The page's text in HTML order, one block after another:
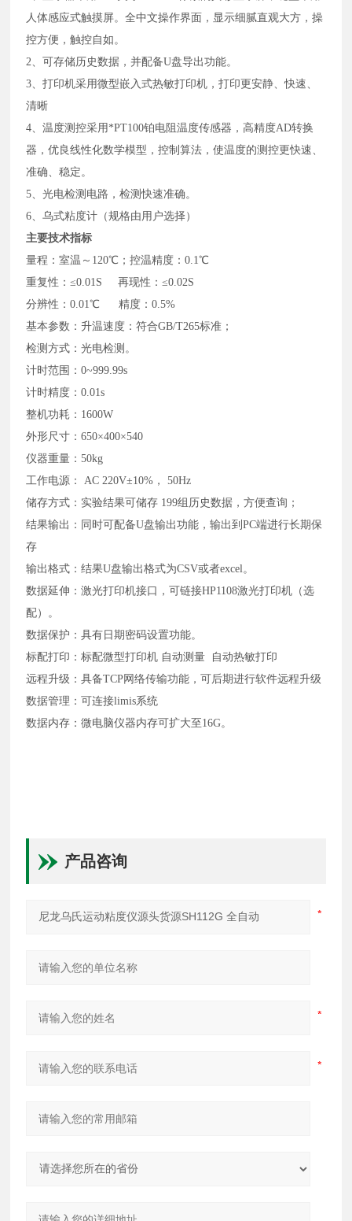
人体感应式触摸屏。全中文操作界面，显示细腻直观大方，操
控方便，触控自如。
2、可存储历史数据， 并配备U盘导出功能。
3、打印机采用微型嵌入式热敏打印机，打印更安静、快速、
清晰
4、温度测控采用*PT100铂电阻温度传感器，高精度AD转换
器，优良线性化数学模型，控制算法，使温度的测控更快速、
准确、稳定。
5、光电检测电路，检测快速准确。
6 、乌式粘度计（规格由用户选择）
主要技术指标
量程：室温～120℃；控温精度：0.1℃
重复性：≤0.01S 再现性：≤0.02S
分辨性：0.01℃ 精度：0.5%
基本参数：升温速度：符合GB/T265标准；
检测方式：光电检测。
计时范围：0~999.99s
计时精度：0.01s
整机功耗：1600W
外形尺寸：650×400×540
仪器重量：50kg
工作电源： AC 220V±10%， 50Hz
储存方式：实验结果可储存 199组历史数据，方便查询；
结果输出： 同时可配备U盘输出功能 ，输出到PC端进行长期保
存
输出格式：结果U盘输出格式为CSV或者excel 。
数据延伸：激光打印机接口，可链接HP1108激光打印机（选
配）
。
数据保护：具有日期密码设置功能。
标配打印：标配微型打印机 自动测量 自动热敏打印
远程升级：具备TCP网络传输功能，可后期进行软件远程升级
数据管理：可连接limis系统
数据内存：微电脑仪器内存可扩大至16G。
产品咨询